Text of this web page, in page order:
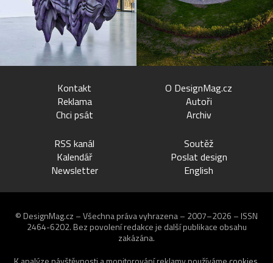
Kontakt
Reklama
Chci psát
O DesignMag.cz
Autoři
Archiv
RSS kanál
Kalendář
Newsletter
Soutěž
Poslat design
English
© DesignMag.cz – Všechna práva vyhrazena – 2007–2026 – ISSN
2464-6202. Bez povolení redakce je další publikace obsahu
zakázána.